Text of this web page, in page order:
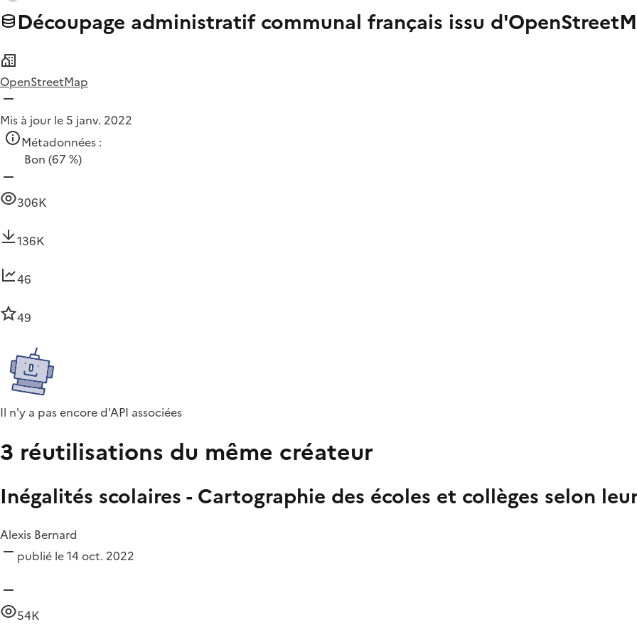
Découpage administratif communal français issu
OpenStreetMap
Mis à jour le 5 janv. 2022
Métadonnées :
Bon (67 %)
306K
136K
46
49
Il n'y a pas encore d'API associées
3 réutilisations du même créateur
Inégalités scolaires - Cartographie des écoles et collèges selon
Alexis Bernard
publié le 14 oct. 2022
54K